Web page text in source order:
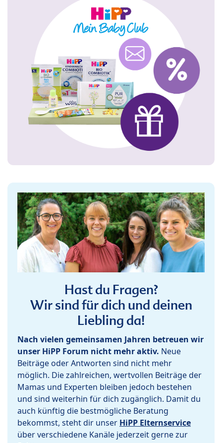
Hast du Fragen?
Wir sind für dich und deinen
Liebling da!
Nach vielen gemeinsamen Jahren betreuen wir
unser HiPP Forum nicht mehr aktiv. Neue
Beiträge oder Antworten sind nicht mehr
möglich. Die zahlreichen, wertvollen Beiträge der
Mamas und Experten bleiben jedoch bestehen
und sind weiterhin für dich zugänglich. Damit du
auch künftig die bestmögliche Beratung
bekommst, steht dir unser HiPP Elternservice
über verschiedene Kanäle jederzeit gerne zur